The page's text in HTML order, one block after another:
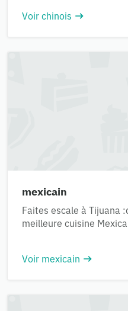
Voir chinois
mexicain
Faites escale à Tijuana
meilleure cuisine
Voir mexicain